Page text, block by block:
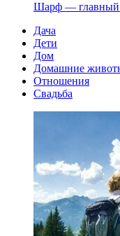
Шарф — главный
Дача
Дети
Дом
Домашние
Отношения
Свадьба